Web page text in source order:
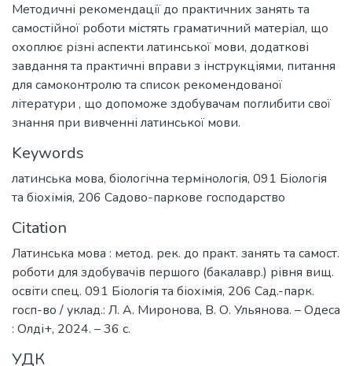
Методичні рекомендації до практичних занять та
самостійної роботи містять граматичний матеріал, що
охоплює різні аспекти латинської мови, додаткові
завдання та практичні вправи з інструкціями, питання
для самоконтролю та список рекомендованої
літератури , що допоможе здобувачам поглибити свої
знання при вивченні латинської мови.
Keywords
латинська мова, біологічна термінологія, 091 Біологія
та біохімія, 206 Садово-паркове господарство
Citation
Латинська мова : метод. рек. до практ. занять та самост.
роботи для здобувачів першого (бакалавр.) рівня вищ.
освіти спец. 091 Біологія та біохімія, 206 Сад.-парк.
госп-во / уклад.: Л. А. Миронова, В. О. Ульянова. – Одеса
: Олді+, 2024. – 36 с.
УДК